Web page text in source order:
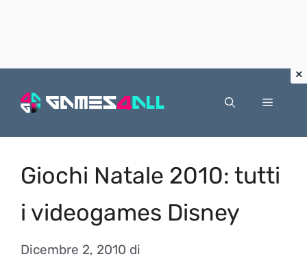
Menu
Giochi Natale 2010: tutti
i videogames Disney
Dicembre 2, 2010 di